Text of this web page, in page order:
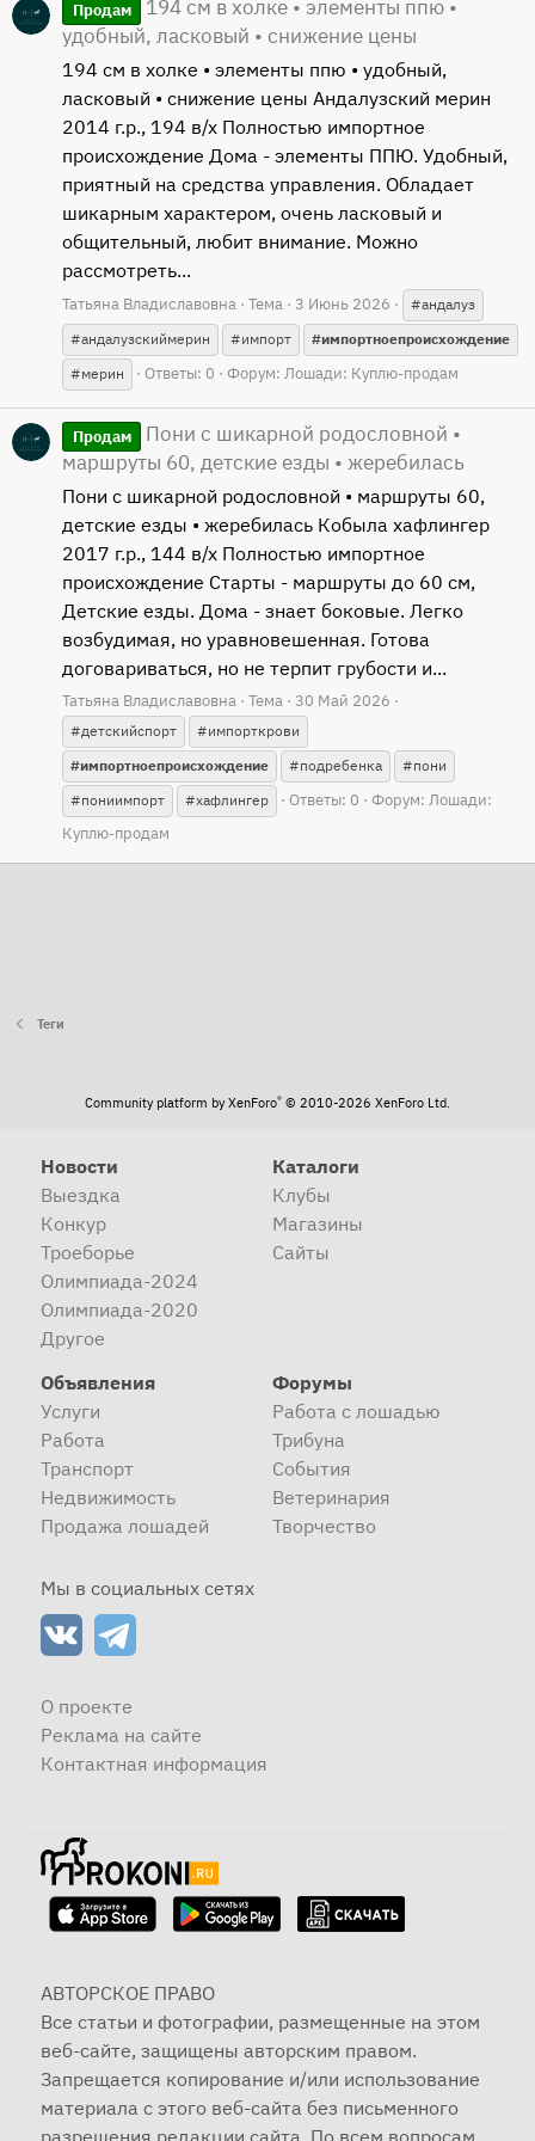
Продам
194 см в холке • элементы ппю •
удобный, ласковый • снижение цены
194 см в холке • элементы ппю • удобный,
ласковый • снижение цены Андалузский мерин
2014 г.р., 194 в/х Полностью импортное
происхождение Дома - элементы ППЮ. Удобный,
приятный на средства управления. Обладает
шикарным характером, очень ласковый и
общительный, любит внимание. Можно
рассмотреть...
Татьяна Владиславовна Тема 3 Июнь 2026
#андалуз
#андалузскиймерин
#импорт
#импортноепроисхождение
#мерин
Ответы: 0 Форум: Лошади: Куплю-продам
Продам
Пони с шикарной родословной •
маршруты 60, детские езды • жеребилась
Пони с шикарной родословной • маршруты 60,
детские езды • жеребилась Кобыла хафлингер
2017 г.р., 144 в/х Полностью импортное
происхождение Старты - маршруты до 60 см,
Детские езды. Дома - знает боковые. Легко
возбудимая, но уравновешенная. Готова
договариваться, но не терпит грубости и...
Татьяна Владиславовна Тема 30 Май 2026
#детскийспорт
#импорткрови
#импортноепроисхождение
#подребенка
#пони
#пониимпорт
#хафлингер Ответы: 0 Форум: Лошади:
Куплю-продам
Теги
Community platform by XenForo® © 2010-2026 XenForo Ltd.
Новости
Выездка
Конкур
Троеборье
Олимпиада-2024
Олимпиада-2020
Другое
Каталоги
Клубы
Магазины
Сайты
Объявления
Услуги
Работа
Транспорт
Недвижимость
Продажа лошадей
Форумы
Работа с лошадью
Трибуна
События
Ветеринария
Творчество
Мы в социальных сетях
О проекте
Реклама на сайте
Контактная информация
АВТОРСКОЕ ПРАВО
Все статьи и фотографии, размещенные на этом
веб-сайте, защищены авторским правом.
Запрещается копирование и/или использование
материала с этого веб-сайта без письменного